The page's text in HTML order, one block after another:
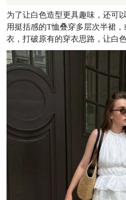
为了让白色造型更具趣味，还可
用挺括感的T恤叠穿多层次半裙
衣，打破原有的穿衣思路，让白